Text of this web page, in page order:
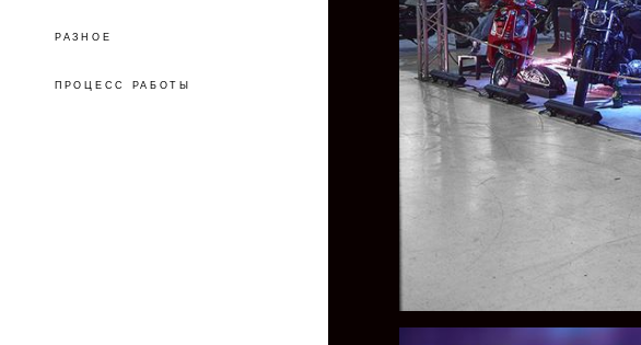
РАЗНОЕ
ПРОЦЕСС РАБОТЫ